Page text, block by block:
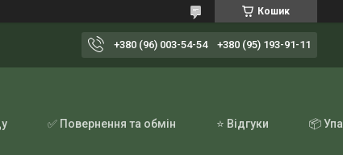
Кошик
+380 (96) 003-54-54 +380 (95) 193-91-11
✅ Повернення та обмін ⭐ Відгуки 📦